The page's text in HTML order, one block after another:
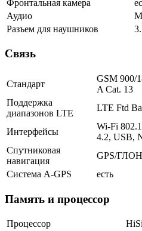
Фронтальная камера
Аудио
Разъем для наушников
Связь
Стандарт
GSM 900/
A Cat. 13
Поддержка
диапазонов LTE
LTE Ftd
Интерфейсы
Wi-Fi
4.2, USB,
Спутниковая
навигация
GPS/
Cистема A-GPS
есть
Память и процессор
Процессор